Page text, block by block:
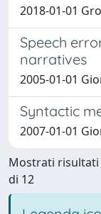
2018-01-01
Speech
narratives
2005-01-01
Syntactic
2007-01-01
Mostrati risultati
di 12